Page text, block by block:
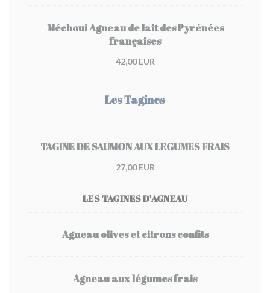
Méchoui Agneau de lait des Pyrénées
françaises
42,00 EUR
Les Tagines
TAGINE DE SAUMON AUX LEGUMES FRAIS
27,00 EUR
LES TAGINES D'AGNEAU
Agneau olives et citrons confits
Agneau aux légumes frais